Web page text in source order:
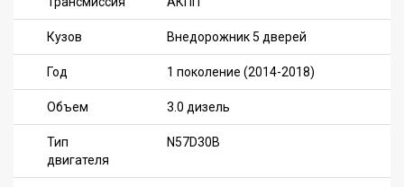
Кузов Внедорожник 5 дверей
Год 1 поколение (2014-2018)
Объем 3.0 дизель
Тип
двигателя
N57D30B